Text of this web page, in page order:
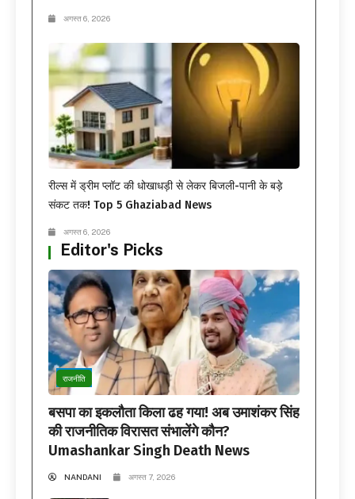
अगस्त 6, 2026
रील्स में ड्रीम प्लॉट की धोखाधड़ी से लेकर बिजली-पानी के बड़े
संकट तक! Top 5 Ghaziabad News
अगस्त 6, 2026
Editor's Picks
राजनीति
बसपा का इकलौता किला ढह गया! अब उमाशंकर सिंह
की राजनीतिक विरासत संभालेंगे कौन?
Umashankar Singh Death News
NANDANI अगस्त 7, 2026